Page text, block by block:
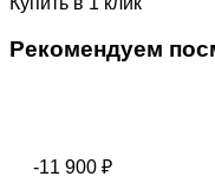
Рекомендуем
-11 900 ₽